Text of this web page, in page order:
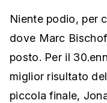
Niente podio, per
dove Marc
posto. Per il
miglior risultato
piccola finale,